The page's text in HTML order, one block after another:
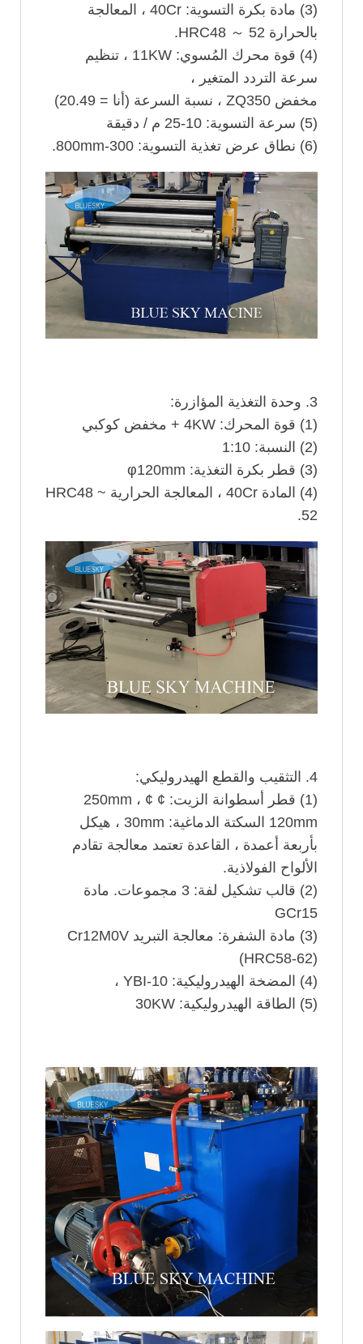
(3) مادة بكرة التسوية: 40Cr ، المعالجة
بالحرارة HRC48 ～ 52.
(4) قوة محرك المُسوي: 11KW ، تنظيم
سرعة التردد المتغير ،
مخفض ZQ350 ، نسبة السرعة (أنا = 20.49)
(5) سرعة التسوية: 10-25 م / دقيقة
(6) نطاق عرض تغذية التسوية: 300-800mm.
3. وحدة التغذية المؤازرة:
(1) قوة المحرك: 4KW + مخفض كوكبي
(2) النسبة: 1:10
(3) قطر بكرة التغذية: φ120mm
(4) المادة 40Cr ، المعالجة الحرارية HRC48 ~
52.
4. التثقيب والقطع الهيدروليكي:
(1) قطر أسطوانة الزيت: ¢ 250mm ، ¢
120mm السكتة الدماغية: 30mm ، هيكل
بأربعة أعمدة ، القاعدة تعتمد معالجة تقادم
الألواح الفولاذية.
(2) قالب تشكيل لفة: 3 مجموعات. مادة
GCr15
(3) مادة الشفرة: معالجة التبريد Cr12M0V
(HRC58-62)
(4) المضخة الهيدروليكية: YBI-10 ،
(5) الطاقة الهيدروليكية: 30KW